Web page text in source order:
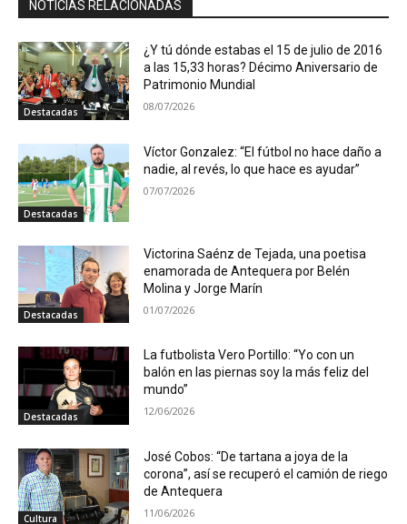
NOTICIAS RELACIONADAS
Destacadas
¿Y tú dónde estabas el 15 de julio de 2016
a las 15,33 horas? Décimo Aniversario de
Patrimonio Mundial
08/07/2026
Destacadas
Víctor Gonzalez: “El fútbol no hace daño a
nadie, al revés, lo que hace es ayudar”
07/07/2026
Destacadas
Victorina Saénz de Tejada, una poetisa
enamorada de Antequera por Belén
Molina y Jorge Marín
01/07/2026
Destacadas
La futbolista Vero Portillo: “Yo con un
balón en las piernas soy la más feliz del
mundo”
12/06/2026
Cultura
José Cobos: “De tartana a joya de la
corona”, así se recuperó el camión de riego
de Antequera
11/06/2026